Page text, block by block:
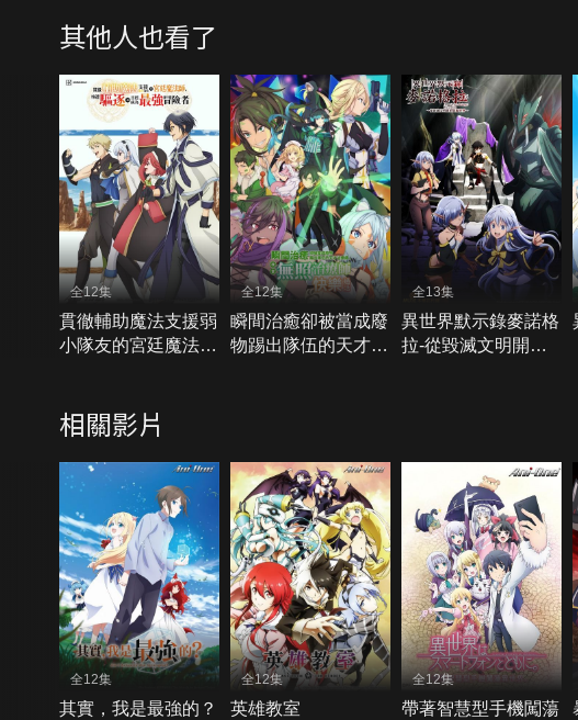
其他人也看了
全12集
貫徹輔助魔法支援弱
小隊友的宮廷魔法
全12集
瞬間治癒卻被當成廢
物踢出隊伍的天才治
全13集
異世界默示錄麥諾格
拉-從毀滅文明開始
相關影片
全12集
其實，我是最強的？
全12集
英雄教室
全12集
帶著智慧型手機闖蕩